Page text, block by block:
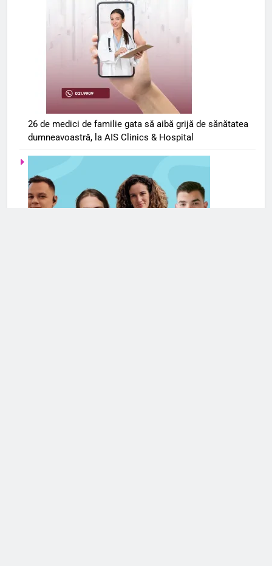
26 de medici de familie gata să aibă grijă de sănătatea
dumneavoastră, la AIS Clinics & Hospital